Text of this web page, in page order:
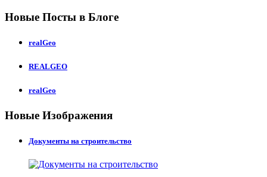
Новые Посты в Блоге
realGeo
REALGEO
realGeo
Новые Изображения
Документы на строительство